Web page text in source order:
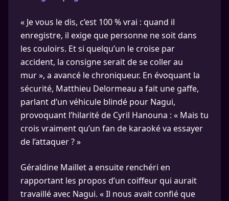
« Je vous le dis, c’est 100 % vrai : quand il
enregistre, il exige que personne ne soit dans
les couloirs. Et si quelqu’un le croise par
accident, la consigne serait de se coller au
mur », a avancé le chroniqueur. En évoquant la
sécurité, Matthieu Delormeau a fait une gaffe,
parlant d’un véhicule blindé pour Nagui,
provoquant l’hilarité de Cyril Hanouna : « Mais tu
crois vraiment qu’un fan de karaoké va essayer
de l’attaquer ? »
Géraldine Maillet a ensuite renchéri en
rapportant les propos d’un coiffeur qui aurait
travaillé avec Nagui. « Il nous avait confié que